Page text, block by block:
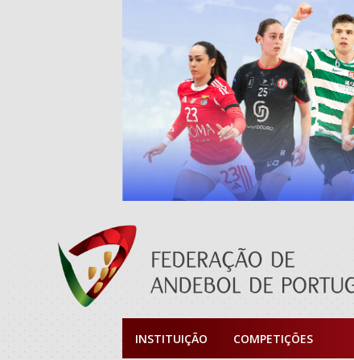
INSTITUIÇÃO COMPETIÇÕES